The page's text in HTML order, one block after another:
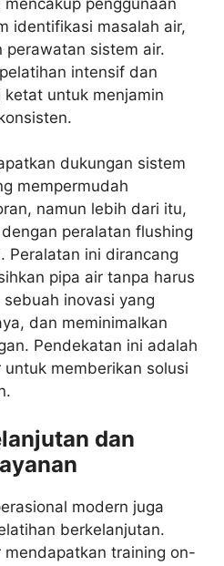
identifikasi masalah air,
perawatan sistem air.
intensif dan
untuk menjamin
dukungan sistem
mempermudah
namun lebih dari itu,
peralatan flushing
Peralatan ini dirancang
pipa air tanpa harus
inovasi yang
dan meminimalkan
Pendekatan ini adalah
memberikan solusi
dan
modern juga
berkelanjutan.
mendapatkan training on-